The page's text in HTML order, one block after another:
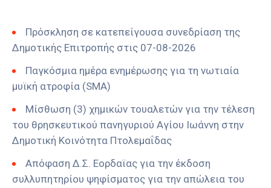
Πρόσκληση σε κατεπείγουσα συνεδρίαση της
Δημοτικής Επιτροπής στις 07-08-2026
Παγκόσμια ημέρα ενημέρωσης για τη νωτιαία
μυϊκή ατροφία (SMA)
Μίσθωση (3) χημικών τουαλετών για την τέλεση
του θρησκευτικού πανηγυριού Αγίου Ιωάννη στην
Δημοτική Κοινότητα Πτολεμαΐδας
Απόφαση Δ.Σ. Εορδαϊας για την έκδοση
συλλυπητηρίου ψηφίσματος για την απώλεια του